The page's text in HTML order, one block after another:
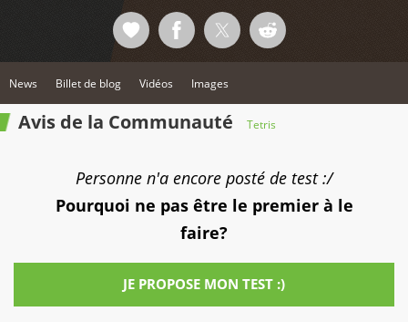
News Billet de blog Vidéos Images
Avis de la Communauté Tetris
Personne n'a encore posté de test :/
Pourquoi ne pas être le premier à le
faire?
JE PROPOSE MON TEST :)